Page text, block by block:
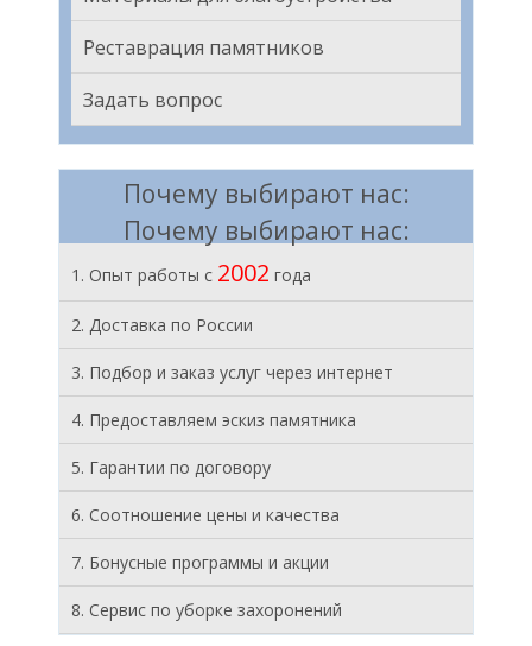
Реставрация памятников
Задать вопрос
Почему выбирают нас:
Почему выбирают нас:
1. Опыт работы с 2002 года
2. Доставка по России
3. Подбор и заказ услуг через интернет
4. Предоставляем эскиз памятника
5. Гарантии по договору
6. Соотношение цены и качества
7. Бонусные программы и акции
8. Cервис по уборке захоронений